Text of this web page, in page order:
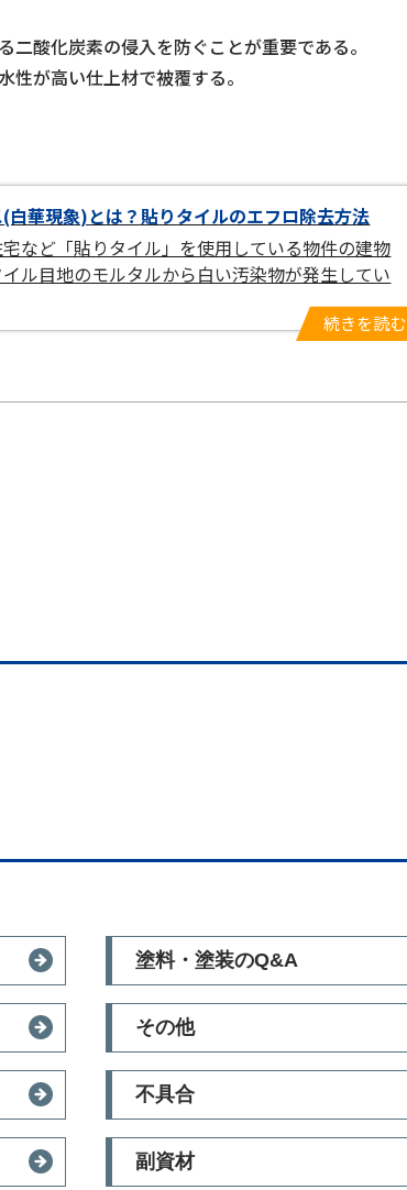
二酸化炭素の侵入を防ぐことが重要である。
性が高い仕上材で被覆する。
白華現象)とは？貼りタイルのエフロ除去方法
など「貼りタイル」を使用している物件の建物
ル目地のモルタルから白い汚染物が発生してい
続きを読む
塗料・塗装のQ&A
その他
不具合
副資材